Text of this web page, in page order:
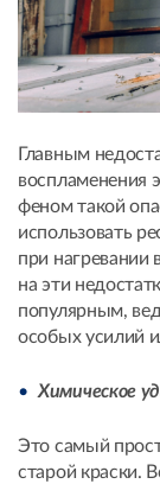
Главным
воспламенения
феном такой
использовать
при нагревании
на эти
популярным,
особых усилий
Химическое
Это самый
старой краски.